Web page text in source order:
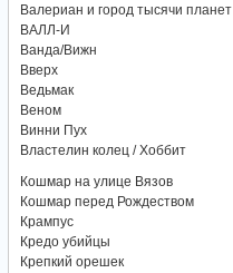
Валериан и город тысячи планет
ВАЛЛ-И
Ванда/Вижн
Вверх
Ведьмак
Веном
Винни Пух
Властелин колец / Хоббит
Кошмар на улице Вязов
Кошмар перед Рождеством
Крампус
Кредо убийцы
Крепкий орешек